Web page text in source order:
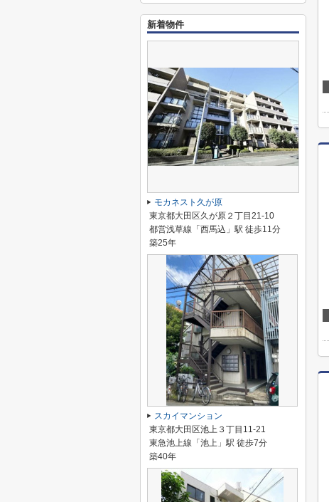
新着物件
モカネスト久が原
東京都大田区久が原２丁目21-10
都営浅草線「西馬込」駅 徒歩11分
築25年
スカイマンション
東京都大田区池上３丁目11-21
東急池上線「池上」駅 徒歩7分
築40年